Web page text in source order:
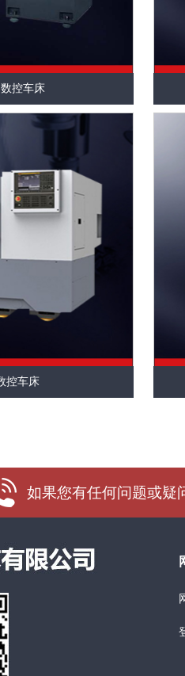
控车床
控车床
如果您有任何问题或疑